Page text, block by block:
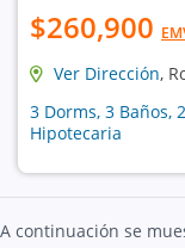
$260,900
Ver Dirección,
3 Dorms, 3 Baños,
Hipotecaria
A continuación se